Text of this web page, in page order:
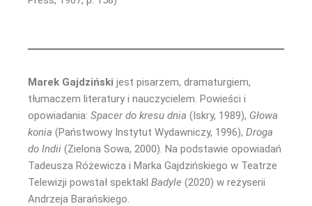
Marek Gajdziński jest pisarzem, dramaturgiem,
tłumaczem literatury i nauczycielem. Powieści i
opowiadania: Spacer do kresu dnia (Iskry, 1989), Głowa
konia (Państwowy Instytut Wydawniczy, 1996), Droga
do Indii (Zielona Sowa, 2000). Na podstawie opowiadań
Tadeusza Różewicza i Marka Gajdzińskiego w Teatrze
Telewizji powstał spektakl Badyle (2020) w reżyserii
Andrzeja Barańskiego.